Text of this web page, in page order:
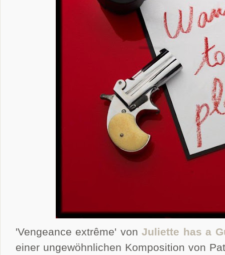
'Vengeance extrême' vonJuliette has a
einer ungewöhnlichen Komposition von